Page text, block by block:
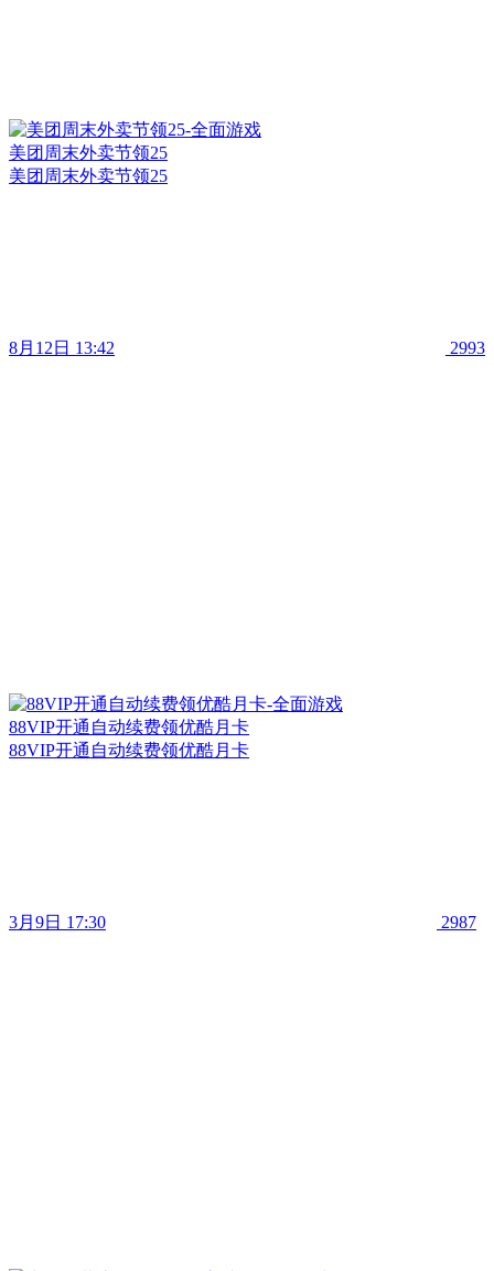
美团周末外卖节领25
美团周末外卖节领25
8月12日 13:42 2993
88VIP开通自动续费领优酷月卡
88VIP开通自动续费领优酷月卡
3月9日 17:30 2987